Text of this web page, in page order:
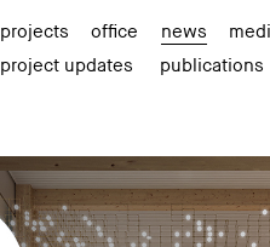
projects office news
project updates
publications